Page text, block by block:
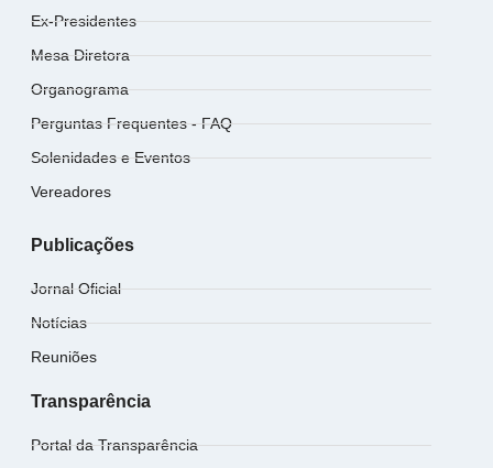
Ex-Presidentes
Mesa Diretora
Organograma
Perguntas Frequentes - FAQ
Solenidades e Eventos
Vereadores
Publicações
Jornal Oficial
Notícias
Reuniões
Transparência
Portal da Transparência